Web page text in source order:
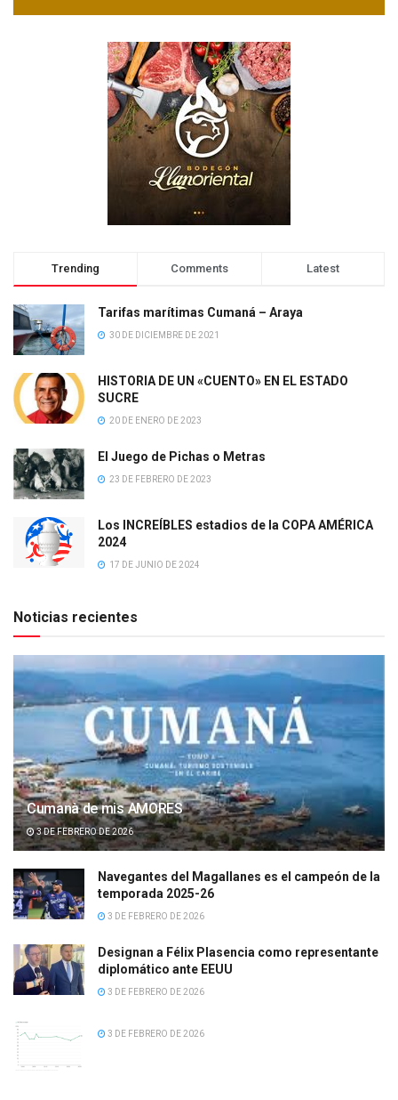
Trending Comments Latest
Tarifas marítimas Cumaná – Araya
30 DE DICIEMBRE DE 2021
HISTORIA DE UN «CUENTO» EN EL ESTADO
SUCRE
20 DE ENERO DE 2023
El Juego de Pichas o Metras
23 DE FEBRERO DE 2023
Los INCREÍBLES estadios de la COPA AMÉRICA
2024
17 DE JUNIO DE 2024
Noticias recientes
Cumanà de mis AMORES
3 DE FEBRERO DE 2026
Navegantes del Magallanes es el campeón de la
temporada 2025-26
3 DE FEBRERO DE 2026
Designan a Félix Plasencia como representante
diplomático ante EEUU
3 DE FEBRERO DE 2026
3 DE FEBRERO DE 2026